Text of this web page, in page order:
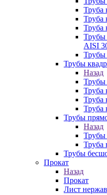
Труба
Труба
Труба
Трубы
AISI
Трубы
Трубы
Назад
Трубы
Труба
Труба
Труба
Трубы
Назад
Трубы
Труба
Трубы
Прокат
Назад
Прокат
Лист